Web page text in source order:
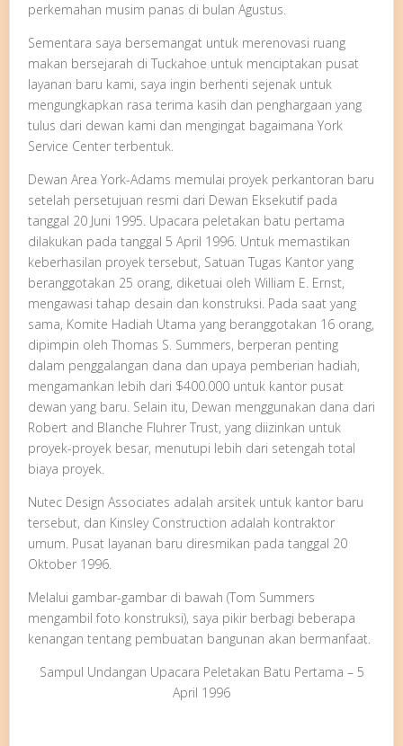
perkemahan musim panas di bulan Agustus.
Sementara saya bersemangat untuk merenovasi ruang
makan bersejarah di Tuckahoe untuk menciptakan pusat
layanan baru kami, saya ingin berhenti sejenak untuk
mengungkapkan rasa terima kasih dan penghargaan yang
tulus dari dewan kami dan mengingat bagaimana York
Service Center terbentuk.
Dewan Area York-Adams memulai proyek perkantoran baru
setelah persetujuan resmi dari Dewan Eksekutif pada
tanggal 20 Juni 1995. Upacara peletakan batu pertama
dilakukan pada tanggal 5 April 1996. Untuk memastikan
keberhasilan proyek tersebut, Satuan Tugas Kantor yang
beranggotakan 25 orang, diketuai oleh William E. Ernst,
mengawasi tahap desain dan konstruksi. Pada saat yang
sama, Komite Hadiah Utama yang beranggotakan 16 orang,
dipimpin oleh Thomas S. Summers, berperan penting
dalam penggalangan dana dan upaya pemberian hadiah,
mengamankan lebih dari $400.000 untuk kantor pusat
dewan yang baru. Selain itu, Dewan menggunakan dana dari
Robert and Blanche Fluhrer Trust, yang diizinkan untuk
proyek-proyek besar, menutupi lebih dari setengah total
biaya proyek.
Nutec Design Associates adalah arsitek untuk kantor baru
tersebut, dan Kinsley Construction adalah kontraktor
umum. Pusat layanan baru diresmikan pada tanggal 20
Oktober 1996.
Melalui gambar-gambar di bawah (Tom Summers
mengambil foto konstruksi), saya pikir berbagi beberapa
kenangan tentang pembuatan bangunan akan bermanfaat.
Sampul Undangan Upacara Peletakan Batu Pertama – 5
April 1996